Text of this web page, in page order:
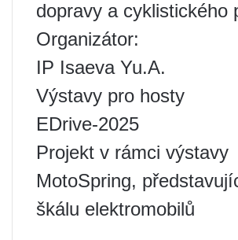
dopravy a cyklistického
Organizátor:
IP Isaeva Yu.A.
Výstavy pro hosty
EDrive-2025
Projekt v rámci výstavy
MotoSpring,
škálu elektromobilů